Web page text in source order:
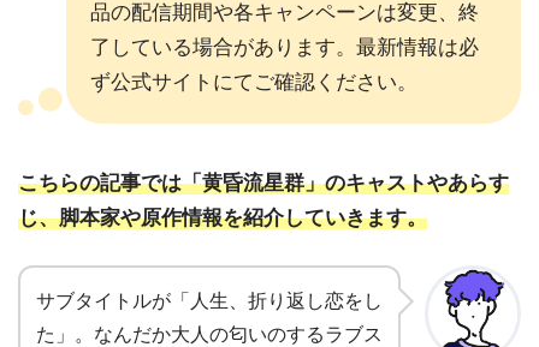
品の配信期間や各キャンペーンは変更、終
了している場合があります。最新情報は必
ず公式サイトにてご確認ください。
こちらの記事では「黄昏流星群」のキャストやあらす
じ、脚本家や原作情報を紹介していきます。
サブタイトルが「人生、折り返し恋をし
た」。なんだか大人の匂いのするラブス